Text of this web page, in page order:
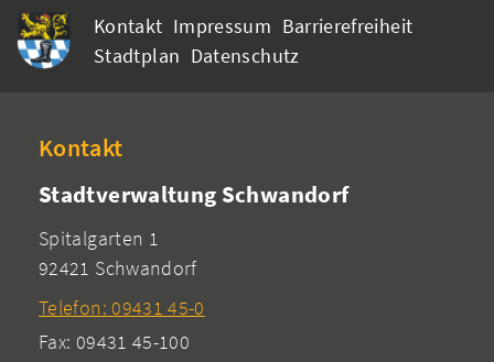
Kontakt Impressum Barrierefreiheit
Stadtplan Datenschutz
Kontakt
Stadtverwaltung Schwandorf
Spitalgarten 1
92421 Schwandorf
Telefon: 09431 45-0
Fax: 09431 45-100